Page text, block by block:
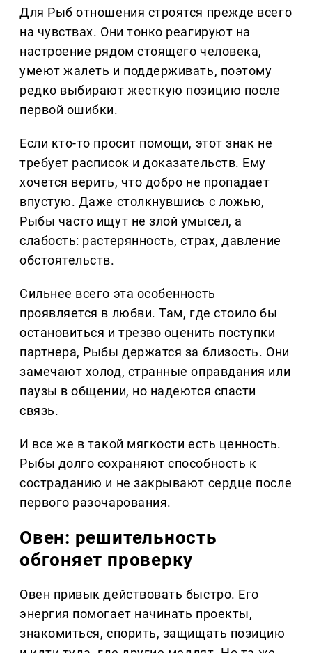
Для Рыб отношения строятся прежде всего
на чувствах. Они тонко реагируют на
настроение рядом стоящего человека,
умеют жалеть и поддерживать, поэтому
редко выбирают жесткую позицию после
первой ошибки.
Если кто-то просит помощи, этот знак не
требует расписок и доказательств. Ему
хочется верить, что добро не пропадает
впустую. Даже столкнувшись с ложью,
Рыбы часто ищут не злой умысел, а
слабость: растерянность, страх, давление
обстоятельств.
Сильнее всего эта особенность
проявляется в любви. Там, где стоило бы
остановиться и трезво оценить поступки
партнера, Рыбы держатся за близость. Они
замечают холод, странные оправдания или
паузы в общении, но надеются спасти
связь.
И все же в такой мягкости есть ценность.
Рыбы долго сохраняют способность к
состраданию и не закрывают сердце после
первого разочарования.
Овен: решительность
обгоняет проверку
Овен привык действовать быстро. Его
энергия помогает начинать проекты,
знакомиться, спорить, защищать позицию